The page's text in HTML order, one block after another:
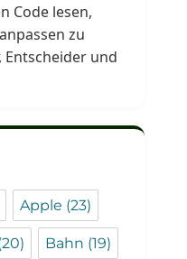
Code lesen,
zu
Entscheider und
Apple (23)
Bahn (19)